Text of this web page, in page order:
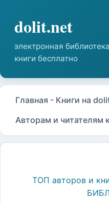
Главная - Книги на
Авторам и читателям
ТОП авторов и